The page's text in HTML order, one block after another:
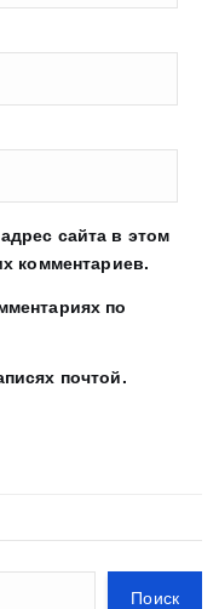
сайта в этом
комментариев.
по
почтой.
Поиск